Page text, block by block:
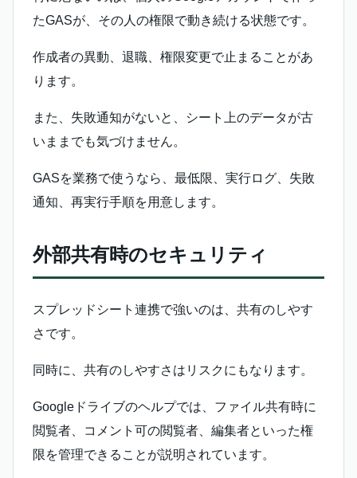
たGASが、その人の権限で動き続ける状態です。
作成者の異動、退職、権限変更で止まることがあ
ります。
また、失敗通知がないと、シート上のデータが古
いままでも気づけません。
GASを業務で使うなら、最低限、実行ログ、失敗
通知、再実行手順を用意します。
外部共有時のセキュリティ
スプレッドシート連携で強いのは、共有のしやす
さです。
同時に、共有のしやすさはリスクにもなります。
Googleドライブのヘルプでは、ファイル共有時に
閲覧者、コメント可の閲覧者、編集者といった権
限を管理できることが説明されています。